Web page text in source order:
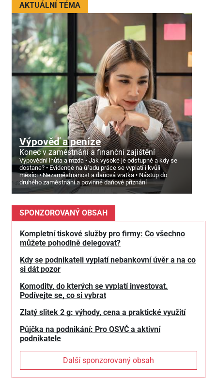
AKTUÁLNÍ TÉMA
Výpověď a peníze
Konec v zaměstnání a finanční zajištění
Výpovědní lhůta a mzda
Jak vysoké je odstupné a kdy se
dostane?
Evidence na úřadu práce se vyplatí i kvůli
měsíci
Nezaměstnanost a daňová vratka
Nástup do
druhého zaměstnání a povinné daňové přiznání
SPONZOROVANÝ OBSAH
Kompletní tiskové služby pro firmy: Co všechno
můžete pohodlně delegovat?
Kdy se podnikateli vyplatí nebankovní úvěr a na co
si dát pozor
Komodity, do kterých se vyplatí investovat.
Podívejte se, co si vybrat
Zlatý slitek 2 g: výhody, cena a praktické využití
Půjčka na podnikání: Pro OSVČ a aktivní
podnikatele
Další sponzorovaný obsah